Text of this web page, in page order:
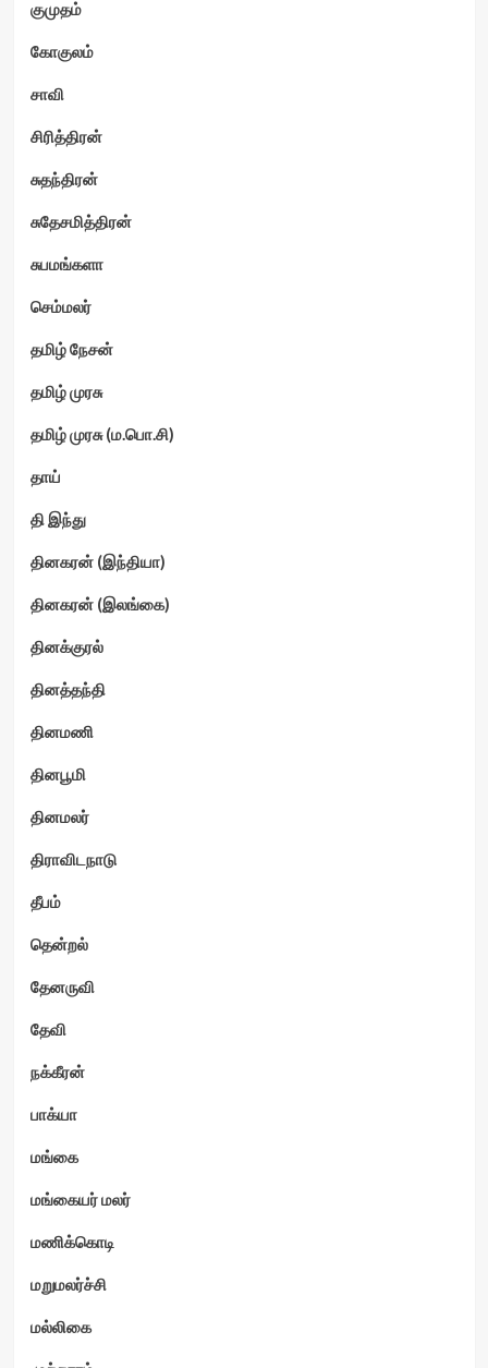
குமுதம்
கோகுலம்
சாவி
சிரித்திரன்
சுதந்திரன்
சுதேசமித்திரன்
சுபமங்களா
செம்மலர்
தமிழ் நேசன்
தமிழ் முரசு
தமிழ் முரசு (ம.பொ.சி)
தாய்
தி இந்து
தினகரன் (இந்தியா)
தினகரன் (இலங்கை)
தினக்குரல்
தினத்தந்தி
தினமணி
தினபூமி
தினமலர்
திராவிடநாடு
தீபம்
தென்றல்
தேனருவி
தேவி
நக்கீரன்
பாக்யா
மங்கை
மங்கையர் மலர்
மணிக்கொடி
மறுமலர்ச்சி
மல்லிகை